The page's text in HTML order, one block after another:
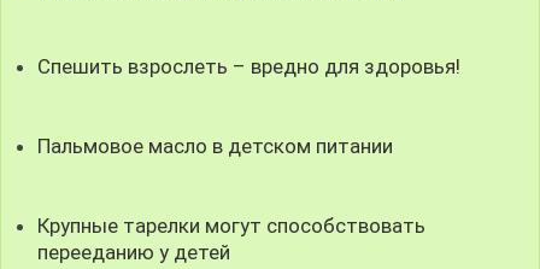
Спешить взрослеть – вредно для здоровья!
Пальмовое масло в детском питании
Крупные тарелки могут способствовать
перееданию у детей